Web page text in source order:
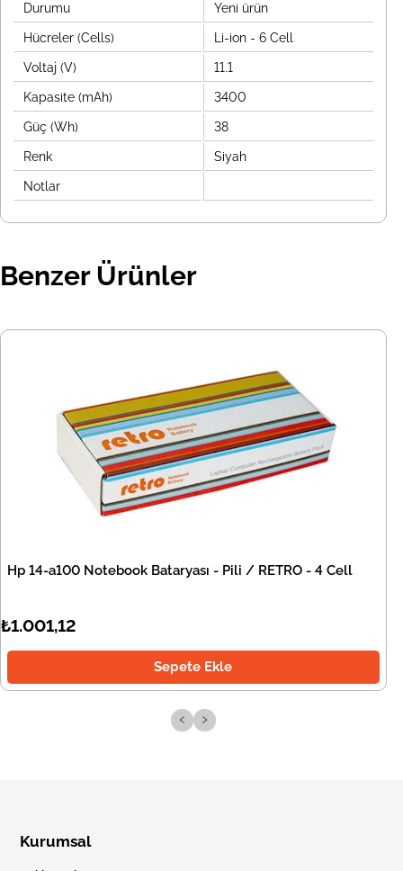
Durumu Yeni ürün
Hücreler (Cells) Li-ion - 6 Cell
Voltaj (V) 11.1
Kapasite (mAh) 3400
Güç (Wh) 38
Renk Siyah
Notlar
Benzer Ürünler
Hp 14-a100 Notebook Bataryası - Pili / RETRO - 4 Cell
₺1.001,12
Sepete Ekle
‹ ›
Kurumsal